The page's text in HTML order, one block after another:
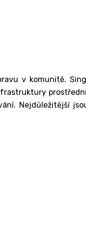
v komunitě.
Nejdůležitější